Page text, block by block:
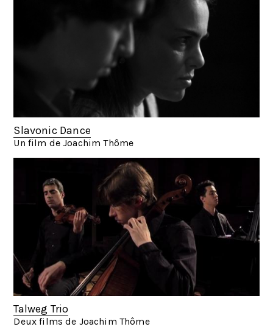
Slavonic Dance
Un film de Joachim Thôme
Talweg Trio
Deux films de Joachim Thôme